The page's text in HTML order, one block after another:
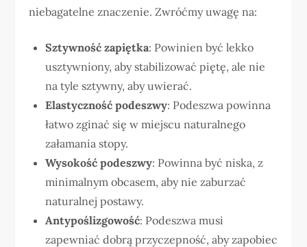
niebagatelne znaczenie. Zwróćmy uwagę na:
Sztywność zapiętka: Powinien być lekko
usztywniony, aby stabilizować piętę, ale nie
na tyle sztywny, aby uwierać.
Elastyczność podeszwy: Podeszwa powinna
łatwo zginać się w miejscu naturalnego
załamania stopy.
Wysokość podeszwy: Powinna być niska, z
minimalnym obcasem, aby nie zaburzać
naturalnej postawy.
Antypoślizgowość: Podeszwa musi
zapewniać dobrą przyczepność, aby zapobiec